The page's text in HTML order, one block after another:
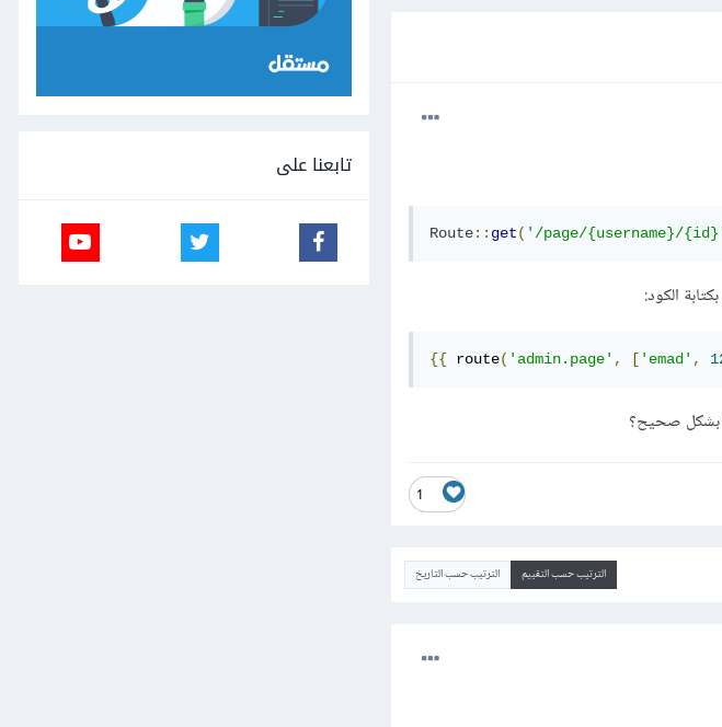
Route:: get( '/page/{username}/
{{ route( 'admin.page' , [ 'emad' ,
1
الترتيب حسب التقييم الترتيب حسب التاريخ
تابعنا على